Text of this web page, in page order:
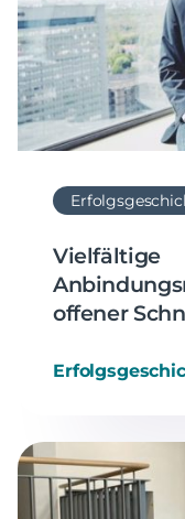
Vielfältige
offener